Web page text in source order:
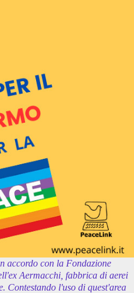
accordo con la Fondazione
Aermacchi, fabbrica di aerei
Contestando l'uso di quest'area